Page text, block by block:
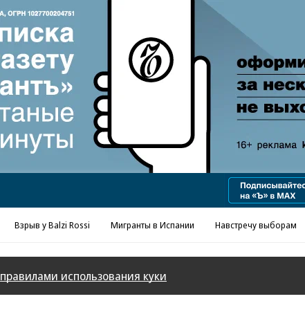
Реклама в «Ъ» www.kommersant.ru/ad
Взрыв у Balzi Rossi Мигранты в Испании Навстречу выборам
правилами использования куки